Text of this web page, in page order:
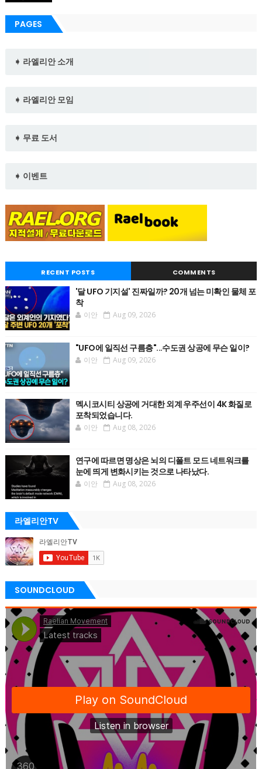
PAGES
➧ 라엘리안 소개
➧ 라엘리안 모임
➧ 무료 도서
➧ 이벤트
RECENT POSTS COMMENTS
'달 UFO 기지설' 진짜일까? 20개 넘는 미확인 물체 포
착
이안 Aug 09, 2026
"UFO에 일직선 구름층"...수도권 상공에 무슨 일이?
이안 Aug 09, 2026
멕시코시티 상공에 거대한 외계 우주선이 4K 화질로
포착되었습니다.
이안 Aug 08, 2026
연구에 따르면 명상은 뇌의 디폴트 모드 네트워크를
눈에 띄게 변화시키는 것으로 나타났다.
이안 Aug 08, 2026
라엘리안TV
SOUNDCLOUD